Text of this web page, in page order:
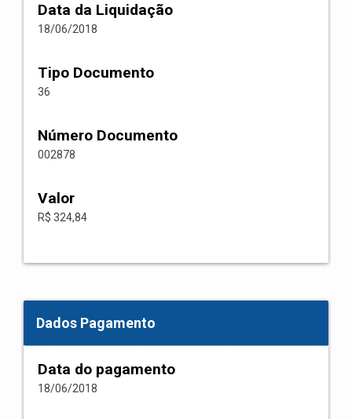
Data da Liquidação
18/06/2018
Tipo Documento
36
Número Documento
002878
Valor
R$ 324,84
Dados Pagamento
Data do pagamento
18/06/2018